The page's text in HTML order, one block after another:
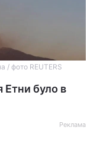
/ фото REUTERS
Етни було в
Реклама